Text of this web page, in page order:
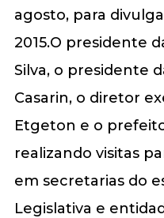
agosto, para
2015.O presidente
Silva, o presidente
Casarin, o diretor
Etgeton e o
realizando visitas
em secretarias do
Legislativa e